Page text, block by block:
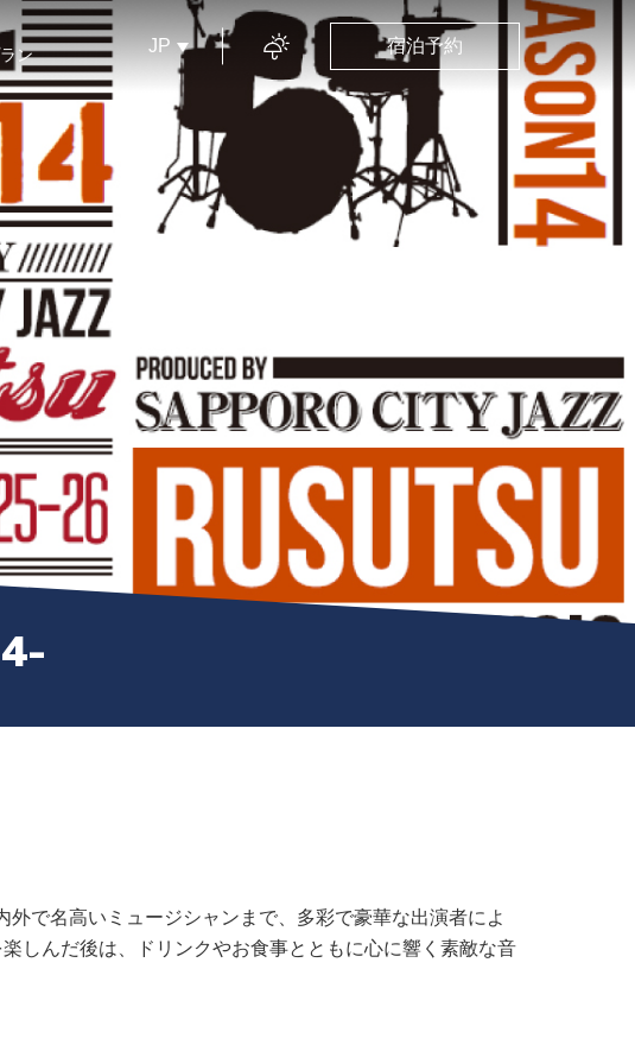
ン
JP 宿泊予約
で名高いミュージシャンまで、多彩で豪華な出演者によ
しんだ後は、ドリンクやお食事とともに心に響く素敵な音